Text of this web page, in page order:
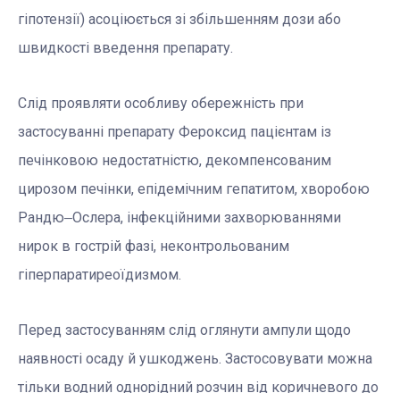
гіпотензії) асоціюється зі збільшенням дози або
швидкості введення препарату.
Слід проявляти особливу обережність при
застосуванні препарату Фероксид пацієнтам із
печінковою недостатністю, декомпенсованим
цирозом печінки, епідемічним гепатитом, хворобою
Рандю‒Ослера, інфекційними захворюваннями
нирок в гострій фазі, неконтрольованим
гіперпаратиреоїдизмом.
Перед застосуванням слід оглянути ампули щодо
наявності осаду й ушкоджень. Застосовувати можна
тільки водний однорідний розчин від коричневого до